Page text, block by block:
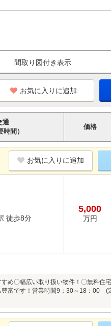
間取り図付き表示
お気に入りに追加
通
時間）
価格
お気に入りに追加
徒歩8分
5,000
万円
め〇幅広い取り扱い物件！〇無料住
富です！営業時間9：30～18：00 (